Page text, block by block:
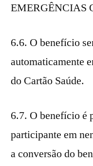
EMERGÊNCIAS
6.6. O benefício
automaticamente
do Cartão Saúde.
6.7. O benefício é
participante em
a conversão do